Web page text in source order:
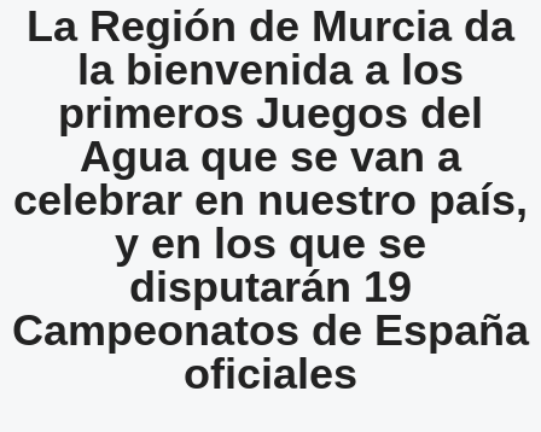
La Región de Murcia da
la bienvenida a los
primeros Juegos del
Agua que se van a
celebrar en nuestro país,
y en los que se
disputarán 19
Campeonatos de España
oficiales